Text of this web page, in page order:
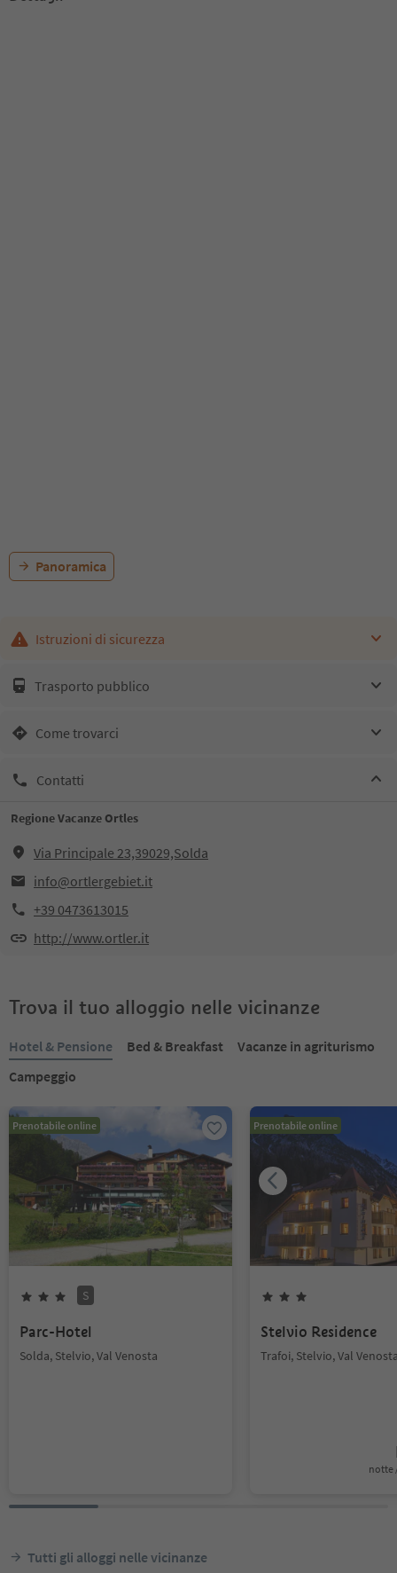
Panoramica
Istruzioni di sicurezza
Trasporto pubblico
Come trovarci
Contatti
Regione Vacanze Ortles
Via Principale 23,39029,Solda
info@ortlergebiet.it
+39 0473613015
http://www.ortler.it
Trova il tuo alloggio nelle vicinanze
Hotel & Pensione Bed & Breakfast
Vacanze in agriturismo
Campeggio
Prenotabile online
S
Parc-Hotel
Solda, Stelvio, Val Venosta
Prenotabile online
Stelvio Residence
Trafoi, Stelvio, Val
notte
Tutti gli alloggi nelle vicinanze